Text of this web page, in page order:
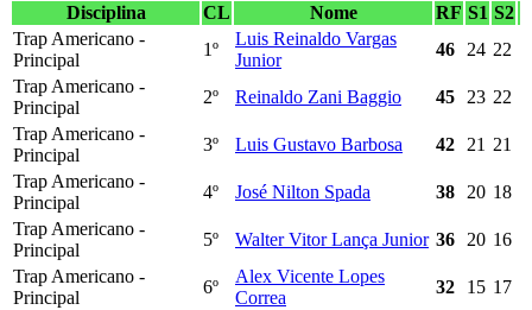
Disciplina
CL Nome RF S1 S2
Trap Americano -
Principal
1º
Luis Reinaldo Vargas
Junior
46 24 22
Trap Americano -
Principal
2º Reinaldo Zani Baggio 45 23 22
Trap Americano -
Principal
3º Luis Gustavo Barbosa 42 21 21
Trap Americano -
Principal
4º José Nilton Spada 38 20 18
Trap Americano -
Principal
5º Walter Vitor Lança Junior 36 20 16
Trap Americano -
Principal
6º
Alex Vicente Lopes
Correa
32 15 17